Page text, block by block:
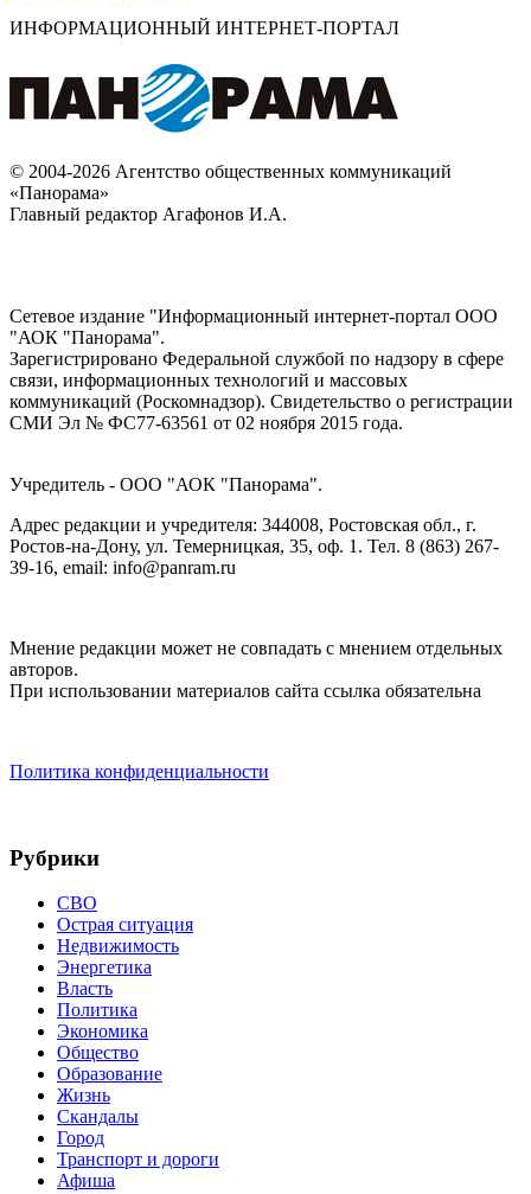
ИНФОРМАЦИОННЫЙ ИНТЕРНЕТ-ПОРТАЛ
© 2004-2026 Агентство общественных коммуникаций
«Панорама»
Главный редактор Агафонов И.А.
Сетевое издание "Информационный интернет-портал ООО
"АОК "Панорама".
Зарегистрировано Федеральной службой по надзору в сфере
связи, информационных технологий и массовых
коммуникаций (Роскомнадзор). Cвидетельство о регистрации
СМИ Эл № ФС77-63561 от 02 ноября 2015 года.
Учредитель - ООО "АОК "Панорама".
Адрес редакции и учредителя: 344008, Ростовская обл., г.
Ростов-на-Дону, ул. Темерницкая, 35, оф. 1. Тел. 8 (863) 267-
39-16, email: info@panram.ru
Мнение редакции может не совпадать с мнением отдельных
авторов.
При использовании материалов сайта ссылка обязательна
Политика конфиденциальности
Рубрики
СВО
Острая ситуация
Недвижимость
Энергетика
Власть
Политика
Экономика
Общество
Образование
Жизнь
Скандалы
Город
Транспорт и дороги
Афиша